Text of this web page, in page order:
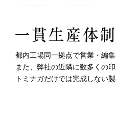
都内工場同一拠点で営業・編
また、弊社の近隣に数多くの
トミナガだけでは完成しない